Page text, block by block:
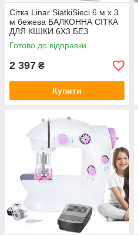
Сітка Linar SiatkiSieci 6 м х 3
м бежева БАЛКОННА СІТКА
ДЛЯ КІШКИ 6Х3 БЕЗ
СВЕРДЛЕННЯ
Готово до відправки
2 397 ₴
Купити